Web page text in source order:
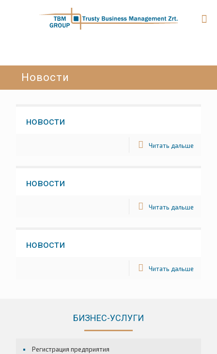
Новости
новости
Читать дальше
новости
Читать дальше
новости
Читать дальше
БИЗНЕС-УСЛУГИ
Регистрация предприятия